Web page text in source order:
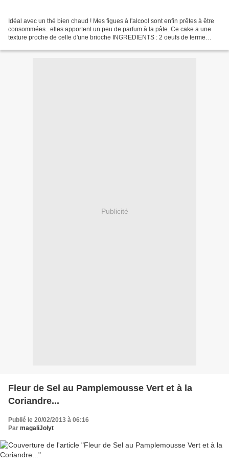
Idéal avec un thé bien chaud ! Mes figues à l'alcool sont enfin prêtes à être
consommées.. elles apportent un peu de parfum à la pâte. Ce cake a une
texture proche de celle d'une brioche INGREDIENTS : 2 oeufs de ferme
Publicité
Fleur de Sel au Pamplemousse Vert et à la
Coriandre...
Publié le 20/02/2013 à 06:16
Par magaliJolyt